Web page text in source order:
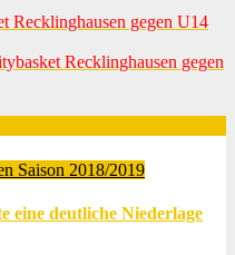
gegen U14
Recklinghausen gegen
Saison 2018/2019
eine deutliche Niederlage